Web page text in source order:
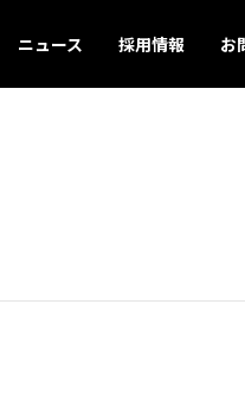
ニュース 採用情報 お